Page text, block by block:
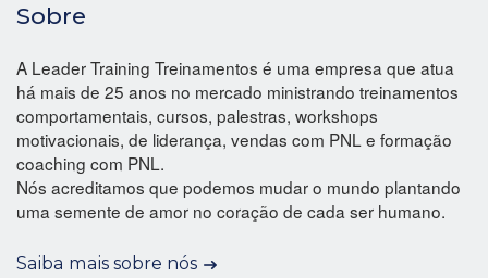
Sobre
A Leader Training Treinamentos é uma empresa que atua
há mais de 25 anos no mercado ministrando treinamentos
comportamentais, cursos, palestras, workshops
motivacionais, de liderança, vendas com PNL e formação
coaching com PNL.
Nós acreditamos que podemos mudar o mundo plantando
uma semente de amor no coração de cada ser humano.
Saiba mais sobre nós